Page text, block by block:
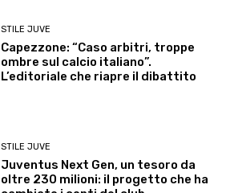
STILE JUVE
Capezzone: “Caso arbitri, troppe
ombre sul calcio italiano”.
L’editoriale che riapre il dibattito
STILE JUVE
Juventus Next Gen, un tesoro da
oltre 230 milioni: il progetto che ha